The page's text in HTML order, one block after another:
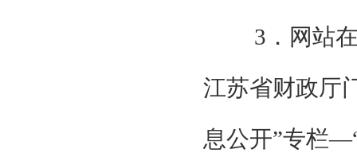
3．网站
江苏省财政厅
息公开”专栏